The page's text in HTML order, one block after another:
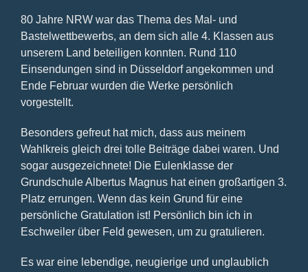
80 Jahre NRW war das Thema des Mal- und
Bastelwettbewerbs, an dem sich alle 4. Klassen aus
unserem Land beteiligen konnten. Rund 110
Einsendungen sind in Düsseldorf angekommen und
Ende Februar wurden die Werke persönlich
vorgestellt.
Besonders gefreut hat mich, dass aus meinem
Wahlkreis gleich drei tolle Beiträge dabei waren. Und
sogar ausgezeichnete! Die Eulenklasse der
Grundschule Albertus Magnus hat einen großartigen 3.
Platz errungen. Wenn das kein Grund für eine
persönliche Gratulation ist! Persönlich bin ich in
Eschweiler über Feld gewesen, um zu gratulieren.
Es war eine lebendige, neugierige und unglaublich